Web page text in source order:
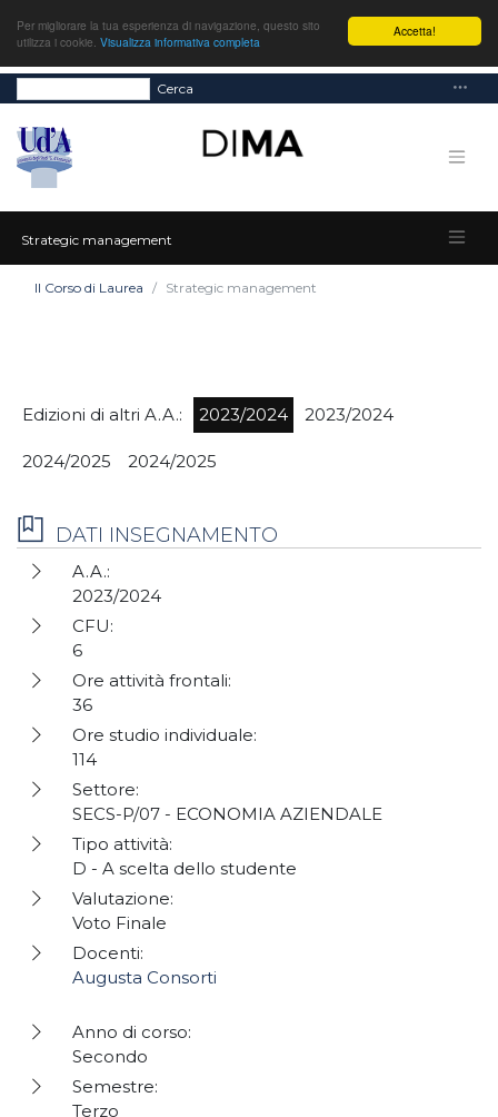
Accetta!
Per migliorare la tua esperienza di navigazione, questo sito
utilizza i cookie. Visualizza informativa completa
Cerca
Strategic management
Il Corso di Laurea Strategic management
Edizioni di altri A.A.: 2023/2024 2023/2024
2024/2025 2024/2025
DATI INSEGNAMENTO
A.A.:
2023/2024
CFU:
6
Ore attività frontali:
36
Ore studio individuale:
114
Settore:
SECS-P/07 - ECONOMIA AZIENDALE
Tipo attività:
D - A scelta dello studente
Valutazione:
Voto Finale
Docenti:
Augusta Consorti
Anno di corso:
Secondo
Semestre:
Terzo